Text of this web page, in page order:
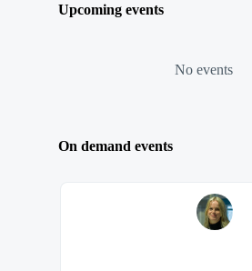
Upcoming events
No events
On demand events